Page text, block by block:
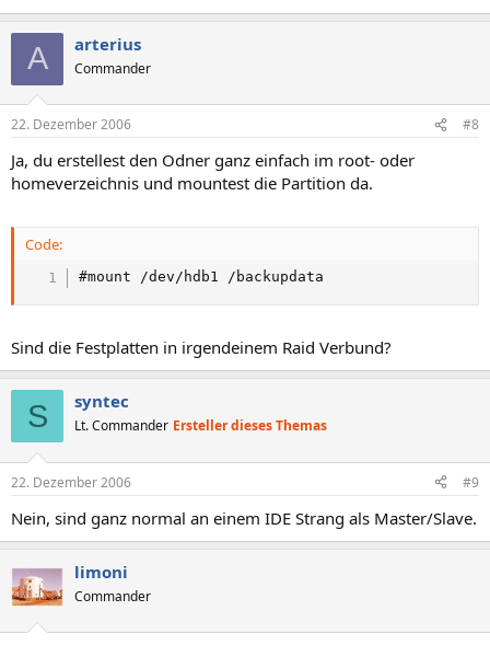
A arterius
Commander
22. Dezember 2006 #8
Ja, du erstellest den Odner ganz einfach im root- oder
homeverzeichnis und mountest die Partition da.
Code:
#mount /dev/hdb1 /backupdata
Sind die Festplatten in irgendeinem Raid Verbund?
S syntec
Lt. Commander Ersteller dieses Themas
22. Dezember 2006 #9
Nein, sind ganz normal an einem IDE Strang als Master/Slave.
limoni
Commander